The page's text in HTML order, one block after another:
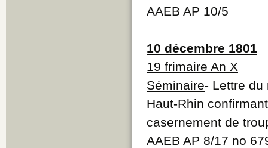
AAEB AP 10/5
10 décembre 1801
19 frimaire An X
Séminaire- Lettre du
Haut-Rhin
casernement de
AAEB AP 8/17 no